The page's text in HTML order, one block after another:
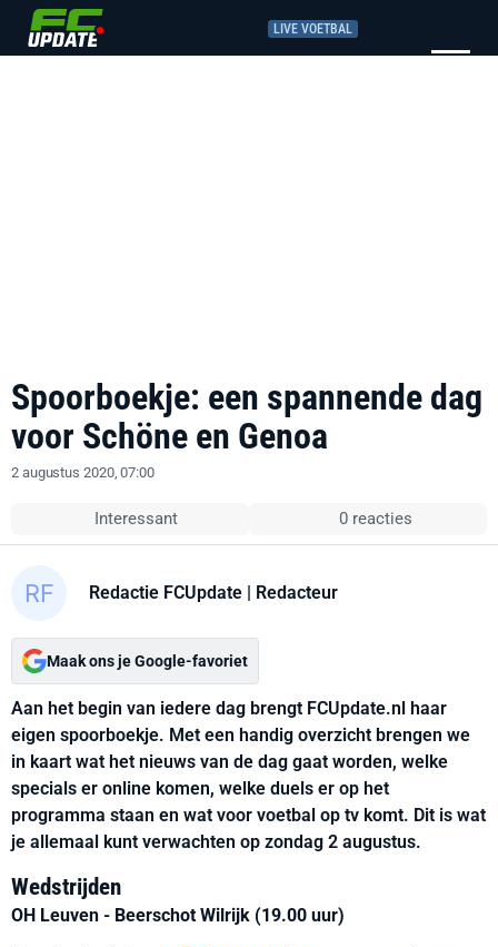
LIVE VOETBAL
Spoorboekje: een spannende dag
voor Schöne en Genoa
2 augustus 2020, 07:00
Interessant 0 reacties
Redactie FCUpdate | Redacteur
Maak ons je Google-favoriet
Aan het begin van iedere dag brengt FCUpdate.nl haar
eigen spoorboekje. Met een handig overzicht brengen we
in kaart wat het nieuws van de dag gaat worden, welke
specials er online komen, welke duels er op het
programma staan en wat voor voetbal op tv komt. Dit is wat
je allemaal kunt verwachten op zondag 2 augustus.
Wedstrijden
OH Leuven - Beerschot Wilrijk (19.00 uur)